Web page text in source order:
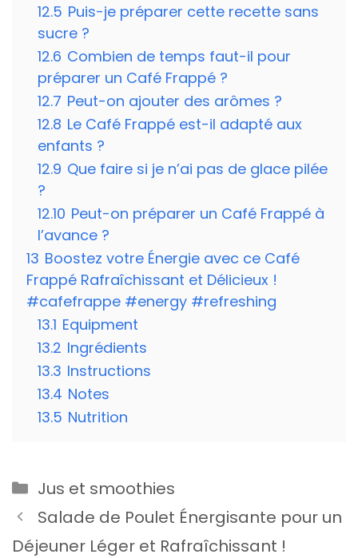
12.5 Puis-je préparer cette recette sans
sucre ?
12.6 Combien de temps faut-il pour
préparer un Café Frappé ?
12.7 Peut-on ajouter des arômes ?
12.8 Le Café Frappé est-il adapté aux
enfants ?
12.9 Que faire si je n’ai pas de glace pilée
?
12.10 Peut-on préparer un Café Frappé à
l’avance ?
13 Boostez votre Énergie avec ce Café
Frappé Rafraîchissant et Délicieux !
#cafefrappe #energy #refreshing
13.1 Equipment
13.2 Ingrédients
13.3 Instructions
13.4 Notes
13.5 Nutrition
Catégories
Jus et smoothies
Salade de Poulet Énergisante pour un
Déjeuner Léger et Rafraîchissant !